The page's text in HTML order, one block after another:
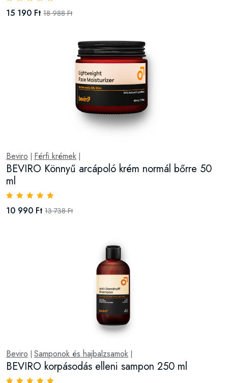
15 190 Ft 18 988 Ft
Beviro Férfi krémek
BEVIRO Könnyű arcápoló krém normál bőrre 50
ml
10 990 Ft 13 738 Ft
Beviro Samponok és hajbalzsamok
BEVIRO korpásodás elleni sampon 250 ml